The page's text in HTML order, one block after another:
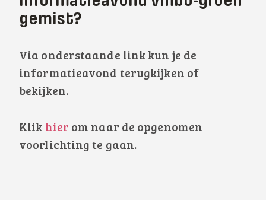
gemist?
Via onderstaande link kun je de
informatieavond terugkijken of
bekijken.
Klik hier om naar de opgenomen
voorlichting te gaan.